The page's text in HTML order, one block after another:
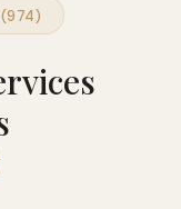
(974)